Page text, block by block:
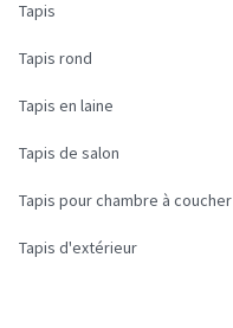
Tapis
Tapis rond
Tapis en laine
Tapis de salon
Tapis pour chambre à coucher
Tapis d'extérieur